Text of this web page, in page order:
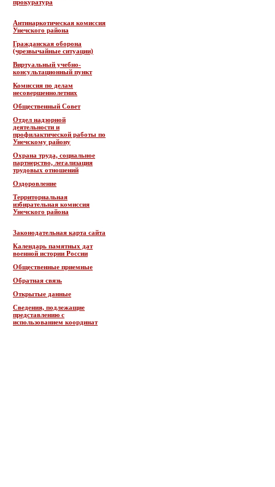
прокуратура
Антинаркотическая комиссия
Унечского района
Гражданская оборона
(чрезвычайные ситуации)
Виртуальный учебно-
консультационный пункт
Комиссия по делам
несовершеннолетних
Общественный Совет
Отдел надзорной
деятельности и
профилактической работы по
Унечскому району
Охрана труда, социальное
партнерство, легализация
трудовых отношений
Оздоровление
Территориальная
избирательная комиссия
Унечского района
Законодательная карта сайта
Календарь памятных дат
военной истории России
Общественные приемные
Обратная связь
Открытые данные
Сведения, подлежащие
представлению с
использованием координат